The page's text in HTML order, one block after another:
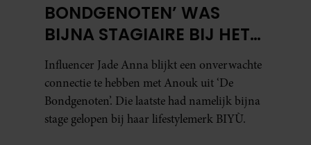
BONDGENOTEN’ WAS
BIJNA STAGIAIRE BIJ HET
MERK VAN JADE ANNA
Influencer Jade Anna blijkt een onverwachte
connectie te hebben met Anouk uit ‘De
Bondgenoten’. Die laatste had namelijk bijna
stage gelopen bij haar lifestylemerk BIYÙ.